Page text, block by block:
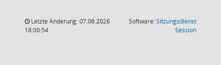
Letzte Änderung: 07.08.2026
18:00:54
Software:Sitzungsdienst
Session(Wird in